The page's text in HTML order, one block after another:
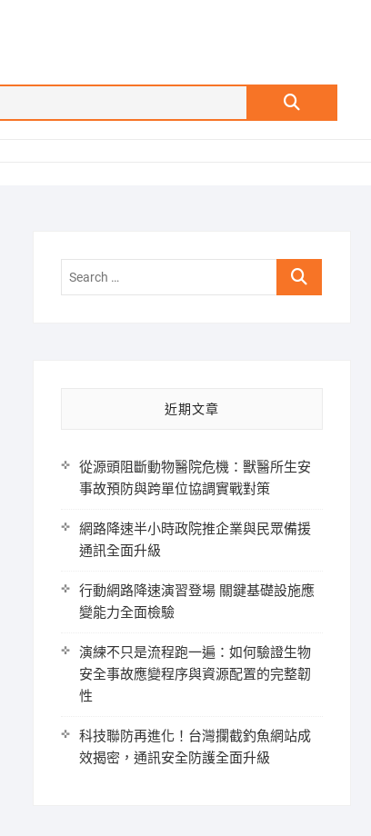
Search
Search
近期文章
從源頭阻斷動物醫院危機：獸醫所生安
事故預防與跨單位協調實戰對策
網路降速半小時政院推企業與民眾備援
通訊全面升級
行動網路降速演習登場 關鍵基礎設施應
變能力全面檢驗
演練不只是流程跑一遍：如何驗證生物
安全事故應變程序與資源配置的完整韌
性
科技聯防再進化！台灣攔截釣魚網站成
效揭密，通訊安全防護全面升級